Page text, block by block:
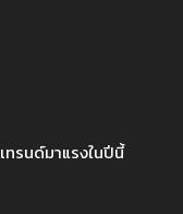
รนด์มาแรงในปีนี้